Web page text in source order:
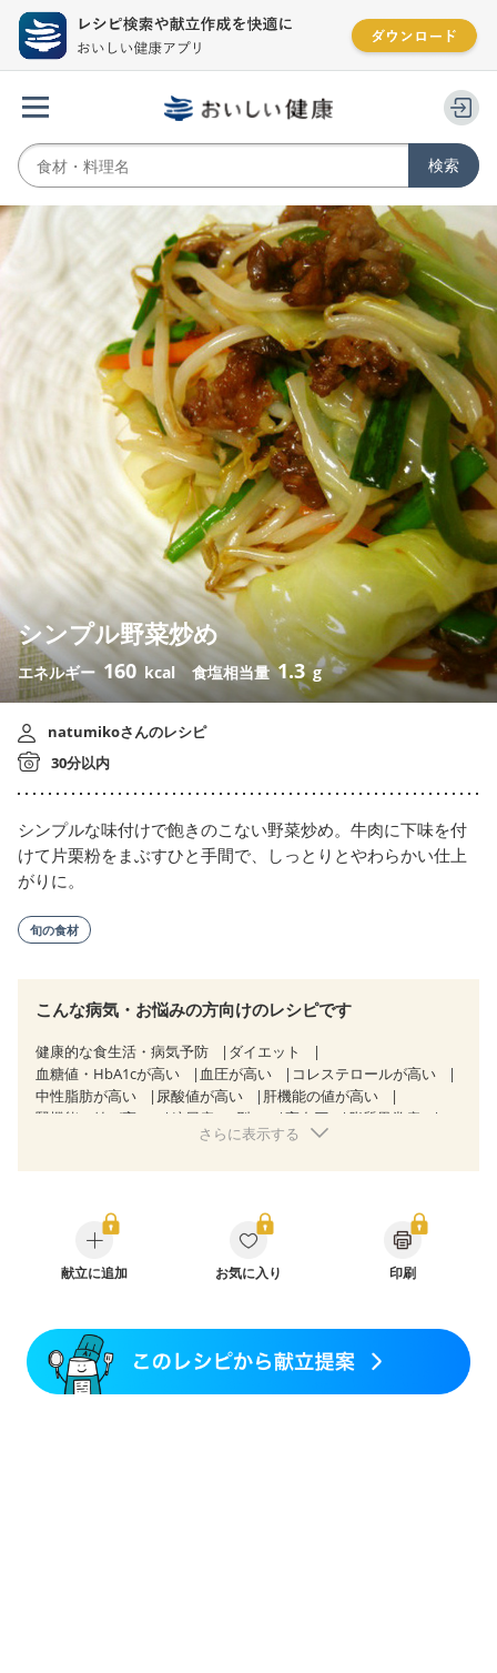
シンプル野菜炒め
エネルギー 160 kcal 食塩相当量1.3 g
natumikoさんのレシピ
30分以内
シンプルな味付けで飽きのこない野菜炒め。牛肉に下味を付
けて片栗粉をまぶすひと手間で、しっとりとやわらかい仕上
がりに。
旬の食材
こんな病気・お悩みの方向けのレシピです
健康的な食生活・病気予防
ダイエット
血糖値・HbA1cが高い
血圧が高い
コレステロールが高い
中性脂肪が高い
尿酸値が高い
肝機能の値が高い
腎機能の値が高い
糖尿病（2型） 高血圧
脂質異常症
狭心症 心筋梗塞
糖尿病性腎症（第１期）
糖尿病性腎症（第２期）
糖尿病性腎症（第３期）
CKD（ステージ１）
CKD（ステージ２）
CKD（ステージ３a）
乳がん治療を終えた方・経過観察中の方など
妊婦健診・体重増加が気になる（初期）
妊婦健診・血圧が気になる（初期）
さらに表示する
献立に追加 お気に入り 印刷